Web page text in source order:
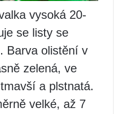
vysoká 20-
se listy se
Barva olistění v
zelená, ve
a plstnatá.
velké, až 7